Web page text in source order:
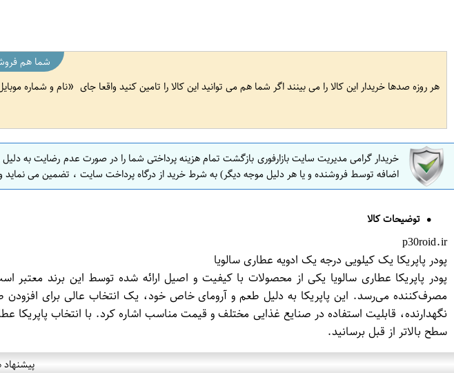
شما هم
هر روزه صدها خریدار این کالا را می بینند اگر شما هم می توانید این کالا را تامین کنید واقعا جای
نام و شماره
خریدار گرامی مدیریت سایت بازارفوری بازگشت تمام هزینه پرداختی شما را در صورت عدم رضایت به
اضافه توسط فروشنده و یا هر دلیل موجه دیگر) به شرط خرید از درگاه پرداخت سایت ، تضمین می نماید
توضیحات کالا
p30roid.ir
پودر پاپریکا یک کیلویی درجه یک ادویه عطاری سالویا
پودر پاپریکا عطاری سالویا یکی از محصولات با کیفیت و اصیل ارائه شده توسط این برند معتبر
مصرف‌کننده می‌رسد. این پاپریکا به دلیل طعم و آرومای خاص خود، یک انتخاب عالی برای افزودن
نگهدارنده، قابلیت استفاده در صنایع غذایی مختلف و قیمت مناسب اشاره کرد. با انتخاب
سطح بالاتر از قبل برسانید.